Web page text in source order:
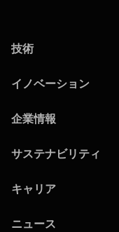
技術
イノベーション
企業情報
サステナビリティ
キャリア
ニュース